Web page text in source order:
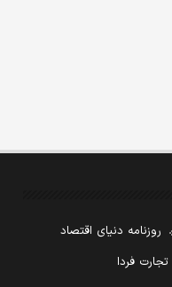
روزنامه دنیای اقتصاد
فردا